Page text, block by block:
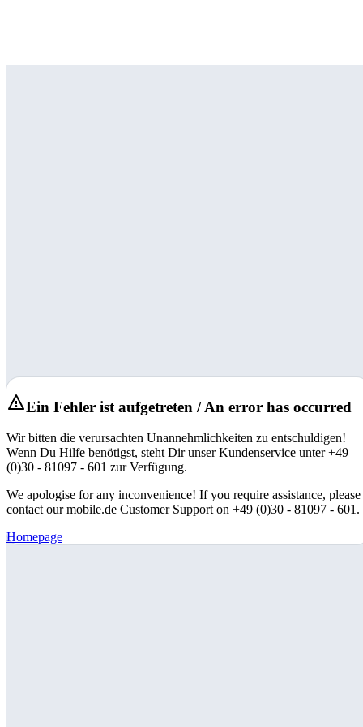
Ein Fehler ist aufgetreten / An error has occurred
Wir bitten die verursachten Unannehmlichkeiten zu entschuldigen!
Wenn Du Hilfe benötigst, steht Dir unser Kundenservice unter +49
(0)30 - 81097 - 601 zur Verfügung.
We apologise for any inconvenience! If you require assistance, please
contact our mobile.de Customer Support on +49 (0)30 - 81097 - 601.
Homepage